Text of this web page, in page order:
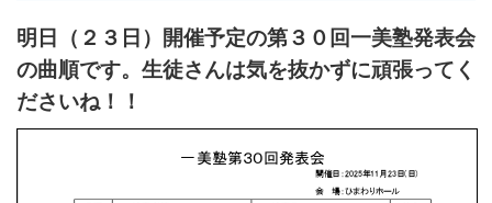
明日（２３日）開催予定の第３０回一美塾発表会
の曲順です。生徒さんは気を抜かずに頑張ってく
ださいね！！